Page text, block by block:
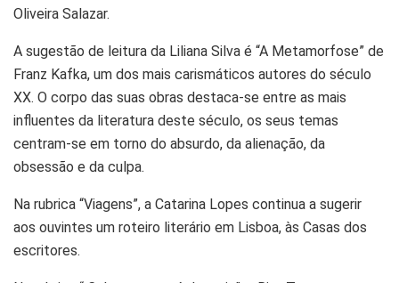
Oliveira Salazar.
A sugestão de leitura da Liliana Silva é “A Metamorfose” de
Franz Kafka, um dos mais carismáticos autores do século
XX. O corpo das suas obras destaca-se entre as mais
influentes da literatura deste século, os seus temas
centram-se em torno do absurdo, da alienação, da
obsessão e da culpa.
Na rubrica “Viagens”, a Catarina Lopes continua a sugerir
aos ouvintes um roteiro literário em Lisboa, às Casas dos
escritores.